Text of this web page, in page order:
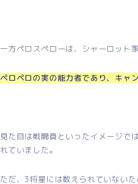
一方ペロスペローは、シャーロット
ペロペロの実の能力者であり、キャ
見た目は戦闘員といったイメージで
れていました。
ただ、3将星には数えられていないた